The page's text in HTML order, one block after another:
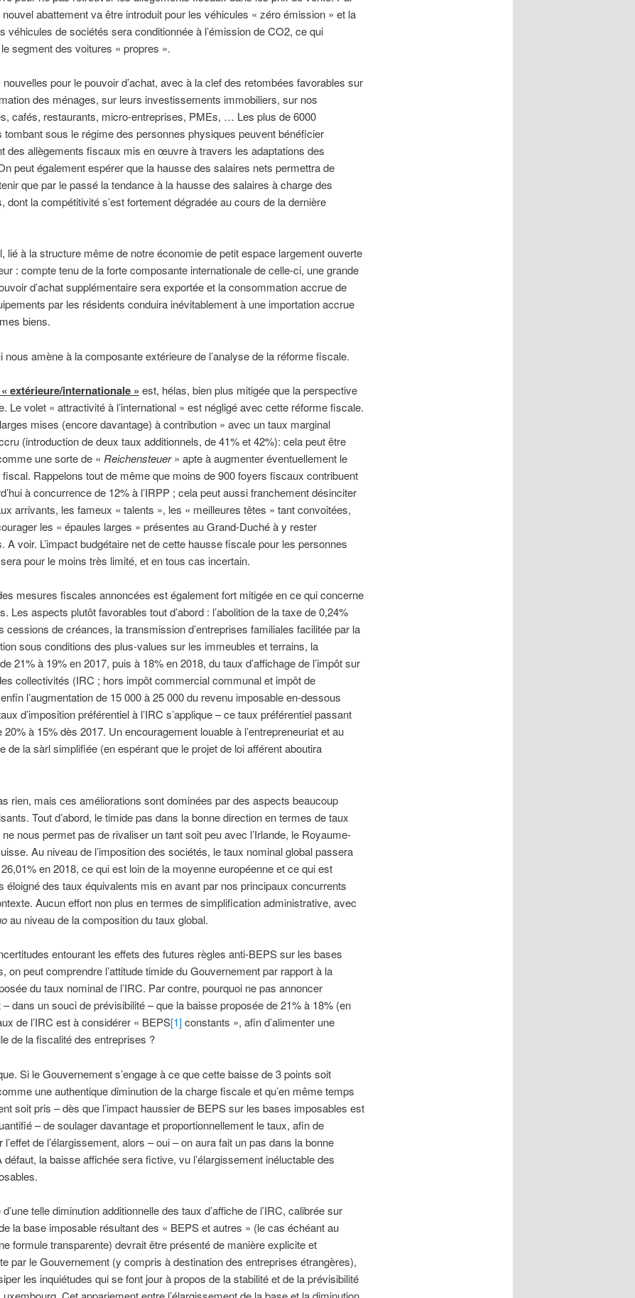
abattement va être introduit pour les véhicules « zéro émission » et la
véhicules de sociétés sera conditionnée à l’émission de CO2, ce qui
segment des voitures « propres ».
nouvelles pour le pouvoir d’achat, avec à la clef des retombées favorables sur
des ménages, sur leurs investissements immobiliers, sur nos
cafés, restaurants, micro-entreprises, PMEs, … Les plus de 6000
tombant sous le régime des personnes physiques peuvent bénéficier
des allègements fiscaux mis en œuvre à travers les adaptations des
peut également espérer que la hausse des salaires nets permettra de
que par le passé la tendance à la hausse des salaires à charge des
dont la compétitivité s’est fortement dégradée au cours de la dernière
lié à la structure même de notre économie de petit espace largement ouverte
: compte tenu de la forte composante internationale de celle-ci, une grande
d’achat supplémentaire sera exportée et la consommation accrue de
par les résidents conduira inévitablement à une importation accrue
biens.
nous amène à la composante extérieure de l’analyse de la réforme fiscale.
extérieure/internationale » est, hélas, bien plus mitigée que la perspective
Le volet « attractivité à l’international » est négligé avec cette réforme fiscale.
mises (encore davantage) à contribution » avec un taux marginal
(introduction de deux taux additionnels, de 41% et 42%): cela peut être
une sorte de « Reichensteuer» apte à augmenter éventuellement le
fiscal. Rappelons tout de même que moins de 900 foyers fiscaux contribuent
à concurrence de 12% à l’IRPP ; cela peut aussi franchement désinciter
arrivants, les fameux « talents », les « meilleures têtes » tant convoitées,
les « épaules larges » présentes au Grand-Duché à y rester
A voir. L’impact budgétaire net de cette hausse fiscale pour les personnes
pour le moins très limité, et en tous cas incertain.
mesures fiscales annoncées est également fort mitigée en ce qui concerne
Les aspects plutôt favorables tout d’abord : l’abolition de la taxe de 0,24%
cessions de créances, la transmission d’entreprises familiales facilitée par la
sous conditions des plus-values sur les immeubles et terrains, la
21% à 19% en 2017, puis à 18% en 2018, du taux d’affichage de l’impôt sur
collectivités (IRC ; hors impôt commercial communal et impôt de
l’augmentation de 15 000 à 25 000 du revenu imposable en-dessous
d’imposition préférentiel à l’IRC s’applique – ce taux préférentiel passant
20% à 15% dès 2017. Un encouragement louable à l’entrepreneuriat et au
de la sàrl simplifiée (en espérant que le projet de loi afférent aboutira
rien, mais ces améliorations sont dominées par des aspects beaucoup
Tout d’abord, le timide pas dans la bonne direction en termes de taux
ne nous permet pas de rivaliser un tant soit peu avec l’Irlande, le Royaume-
Au niveau de l’imposition des sociétés, le taux nominal global passera
en 2018, ce qui est loin de la moyenne européenne et ce qui est
éloigné des taux équivalents mis en avant par nos principaux concurrents
Aucun effort non plus en termes de simplification administrative, avec
au niveau de la composition du taux global.
entourant les effets des futures règles anti-BEPS sur les bases
on peut comprendre l’attitude timide du Gouvernement par rapport à la
du taux nominal de l’IRC. Par contre, pourquoi ne pas annoncer
dans un souci de prévisibilité – que la baisse proposée de 21% à 18% (en
de l’IRC est à considérer « BEPS[1]constants », afin d’alimenter une
de la fiscalité des entreprises ?
Si le Gouvernement s’engage à ce que cette baisse de 3 points soit
une authentique diminution de la charge fiscale et qu’en même temps
soit pris – dès que l’impact haussier de BEPS sur les bases imposables est
– de soulager davantage et proportionnellement le taux, afin de
de l’élargissement, alors – oui – on aura fait un pas dans la bonne
défaut, la baisse affichée sera fictive, vu l’élargissement inéluctable des
telle diminution additionnelle des taux d’affiche de l’IRC, calibrée sur
la base imposable résultant des « BEPS et autres » (le cas échéant au
formule transparente) devrait être présenté de manière explicite et
par le Gouvernement (y compris à destination des entreprises étrangères),
les inquiétudes qui se font jour à propos de la stabilité et de la prévisibilité